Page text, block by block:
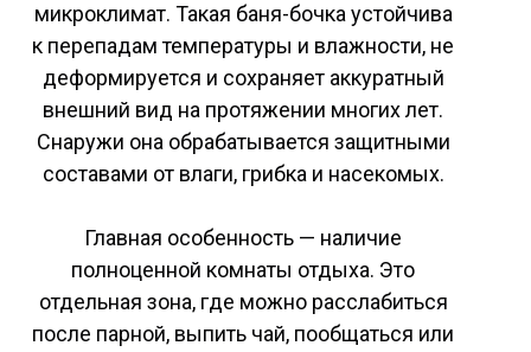
микроклимат. Такая баня-бочка устойчива
к перепадам температуры и влажности, не
деформируется и сохраняет аккуратный
внешний вид на протяжении многих лет.
Снаружи она обрабатывается защитными
составами от влаги, грибка и насекомых.
Главная особенность — наличие
полноценной комнаты отдыха. Это
отдельная зона, где можно расслабиться
после парной, выпить чай, пообщаться или